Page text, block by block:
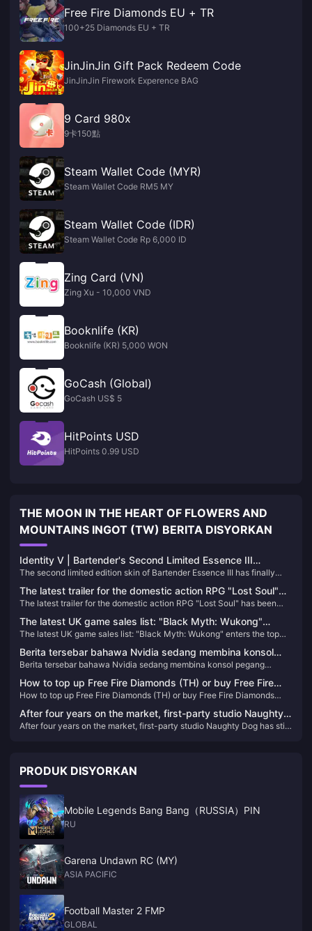
Free Fire Diamonds EU + TR
100+25 Diamonds EU + TR
JinJinJin Gift Pack Redeem Code
JinJinJin Firework Experence BAG
9 Card 980x
9卡150點
Steam Wallet Code (MYR)
Steam Wallet Code RM5 MY
Steam Wallet Code (IDR)
Steam Wallet Code Rp 6,000 ID
Zing Card (VN)
Zing Xu - 10,000 VND
Booknlife (KR)
Booknlife (KR) 5,000 WON
GoCash (Global)
GoCash US$ 5
HitPoints USD
HitPoints 0.99 USD
THE MOON IN THE HEART OF FLOWERS AND
MOUNTAINS INGOT (TW) BERITA DISYORKAN
Identity V | Bartender's Second Limited Essence III
Showcase – Stunning Designs with Great Visual Quality!
The second limited edition skin of Bartender Essence III has finally
special effects of these three skins in the game~
The latest trailer for the domestic action RPG "Lost Soul"
has been announced, and will be released on Steam and
PS5 in 2025
The latest trailer for the domestic action RPG "Lost Soul" has been
The latest UK game sales list: "Black Myth: Wukong"
enters the top ten
The latest UK game sales list: "Black Myth: Wukong" enters the top
Berita tersebar bahawa Nvidia sedang membina konsol
pegang tangan baharu
Berita tersebar bahawa Nvidia sedang membina konsol pegang
How to top up Free Fire Diamonds (TH) or buy Free Fire
Diamonds (TH)
How to top up Free Fire Diamonds (TH) or buy Free Fire Diamonds
After four years on the market, first-party studio Naughty
Dog has still not launched a new game on PS5
After four years on the market, first-party studio Naughty Dog has still
PRODUK DISYORKAN
Mobile Legends Bang Bang（RUSSIA）PIN
RU
Garena Undawn RC (MY)
ASIA PACIFIC
Football Master 2 FMP
GLOBAL